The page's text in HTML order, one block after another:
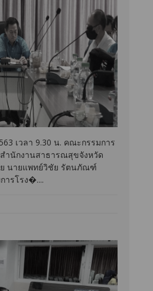
เวลา 9.30 น. คณะกรรมการ
ำนักงานสาธารณสุขจังหวัด
นายแพทย์วิชัย รัตนภัณฑ์
รโรง�....